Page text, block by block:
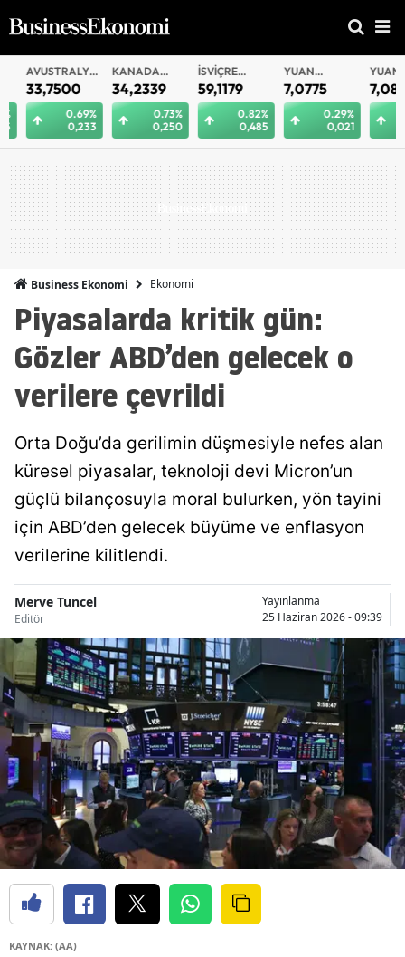
AVUSTRALYA
DOLARI
33,7500
0.69%
0,233
KANADA
DOLARI
34,2339
0.73%
0,250
İSVIÇRE
FRANKI
59,1179
0.82%
0,485
YUAN
OFFSHORE
7,0775
0.29%
0,021
YUAN
7,0812
Business Ekonomi Ekonomi
Piyasalarda kritik gün:
Gözler ABD’den gelecek o
verilere çevrildi
Orta Doğu’da gerilimin düşmesiyle nefes alan
küresel piyasalar, teknoloji devi Micron’un
güçlü bilançosuyla moral bulurken, yön tayini
için ABD’den gelecek büyüme ve enflasyon
verilerine kilitlendi.
Merve Tuncel
Editör
Yayınlanma
25 Haziran 2026 - 09:39
KAYNAK: (AA)